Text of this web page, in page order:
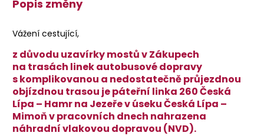
Popis změny
Vážení cestující,
z důvodu uzavírky mostů v Zákupech
na trasách linek autobusové dopravy
s komplikovanou a nedostatečně průjezdnou
objízdnou trasou je páteřní linka 260 Česká
Lípa – Hamr na Jezeře v úseku Česká Lípa –
Mimoň v pracovních dnech nahrazena
náhradní vlakovou dopravou (NVD).